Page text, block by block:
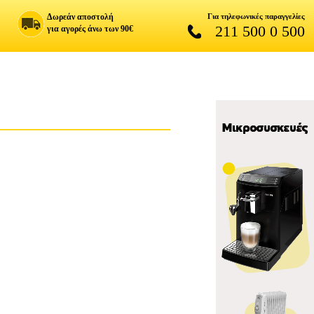
Δωρεάν αποστολή
για αγορές άνω των 90€
Για τηλεφωνικές παραγγελίες
211 500 0 500